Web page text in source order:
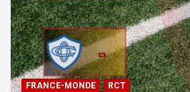
FRANCE-MONDE RCT